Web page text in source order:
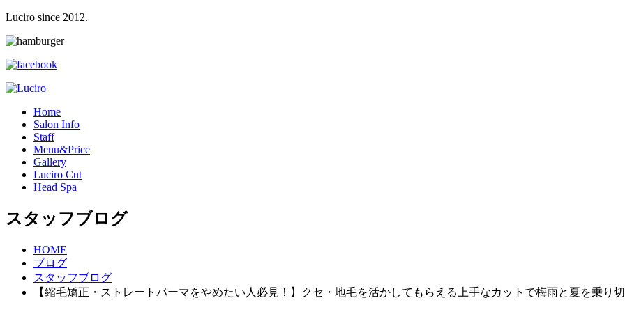
Luciro since 2012.
Home
Salon Info
Staff
Menu&Price
Gallery
Luciro Cut
Head Spa
スタッフブログ
HOME
ブログ
スタッフブログ
【縮毛矯正・ストレートパーマをやめたい人必見！】クセ・地毛を活かしてもらえる上手なカットで梅雨と夏を乗り